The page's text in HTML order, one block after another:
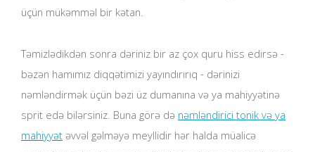
üçün mükəmməl bir kətan.
Təmizlədikdən sonra dəriniz bir az çox quru hiss edirsə -
bəzən hamımız diqqətimizi yayındırırıq - dərinizi
nəmləndirmək üçün bəzi üz dumanına və ya mahiyyətinə
sprit edə bilərsiniz. Buna görə də nəmləndirici tonik və ya
mahiyyət əvvəl gəlməyə meyllidir hər halda müalicə